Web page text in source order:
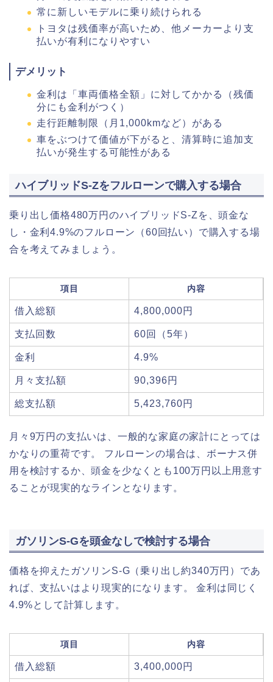
常に新しいモデルに乗り続けられる
トヨタは残価率が高いため、他メーカーより支
払いが有利になりやすい
デメリット
金利は「車両価格全額」に対してかかる（残価
分にも金利がつく）
走行距離制限（月1,000kmなど）がある
車をぶつけて価値が下がると、清算時に追加支
払いが発生する可能性がある
ハイブリッドS-Zをフルローンで購入する場合
乗り出し価格480万円のハイブリッドS-Zを、頭金な
し・金利4.9%のフルローン（60回払い）で購入する場
合を考えてみましょう。
項目 内容
借入総額 4,800,000円
支払回数 60回（5年）
金利 4.9%
月々支払額 90,396円
総支払額 5,423,760円
月々9万円の支払いは、一般的な家庭の家計にとっては
かなりの重荷です。 フルローンの場合は、ボーナス併
用を検討するか、頭金を少なくとも100万円以上用意す
ることが現実的なラインとなります。
ガソリンS-Gを頭金なしで検討する場合
価格を抑えたガソリンS-G（乗り出し約340万円）であ
れば、支払いはより現実的になります。 金利は同じく
4.9%として計算します。
項目 内容
借入総額 3,400,000円